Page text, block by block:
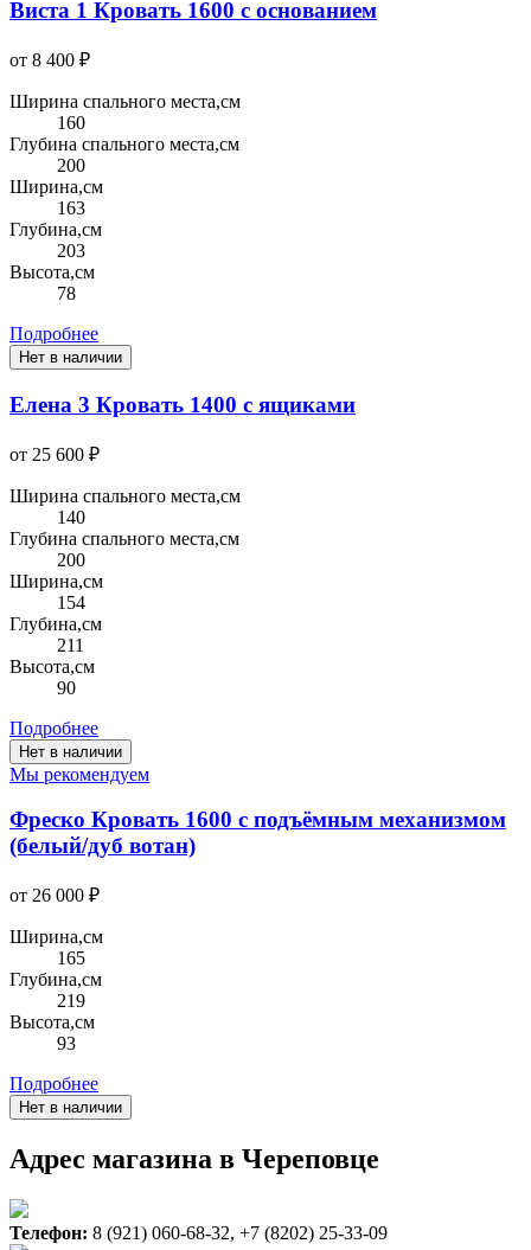
Виста 1 Кровать 1600 с основанием
от 8 400 ₽
Ширина спального места,см
160
Глубина спального места,см
200
Ширина,см
163
Глубина,см
203
Высота,см
78
Подробнее
Нет в наличии
Елена 3 Кровать 1400 с ящиками
от 25 600 ₽
Ширина спального места,см
140
Глубина спального места,см
200
Ширина,см
154
Глубина,см
211
Высота,см
90
Подробнее
Нет в наличии
Мы рекомендуем
Фреско Кровать 1600 с подъёмным механизмом
(белый/дуб вотан)
от 26 000 ₽
Ширина,см
165
Глубина,см
219
Высота,см
93
Подробнее
Нет в наличии
Адрес магазина в Череповце
Телефон: 8 (921) 060-68-32, +7 (8202) 25-33-09